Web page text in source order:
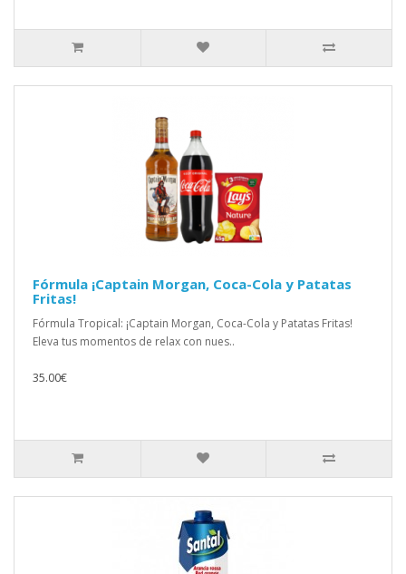
Fórmula ¡Captain Morgan, Coca-Cola y Patatas
Fritas!
Fórmula Tropical: ¡Captain Morgan, Coca-Cola y Patatas Fritas!
Eleva tus momentos de relax con nues..
35.00€